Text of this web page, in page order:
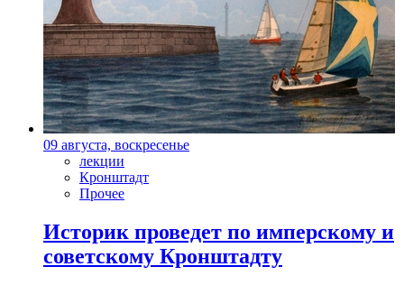
09 августа, воскресенье
лекции
Кронштадт
Прочее
Историк проведет по имперскому и
советскому Кронштадту